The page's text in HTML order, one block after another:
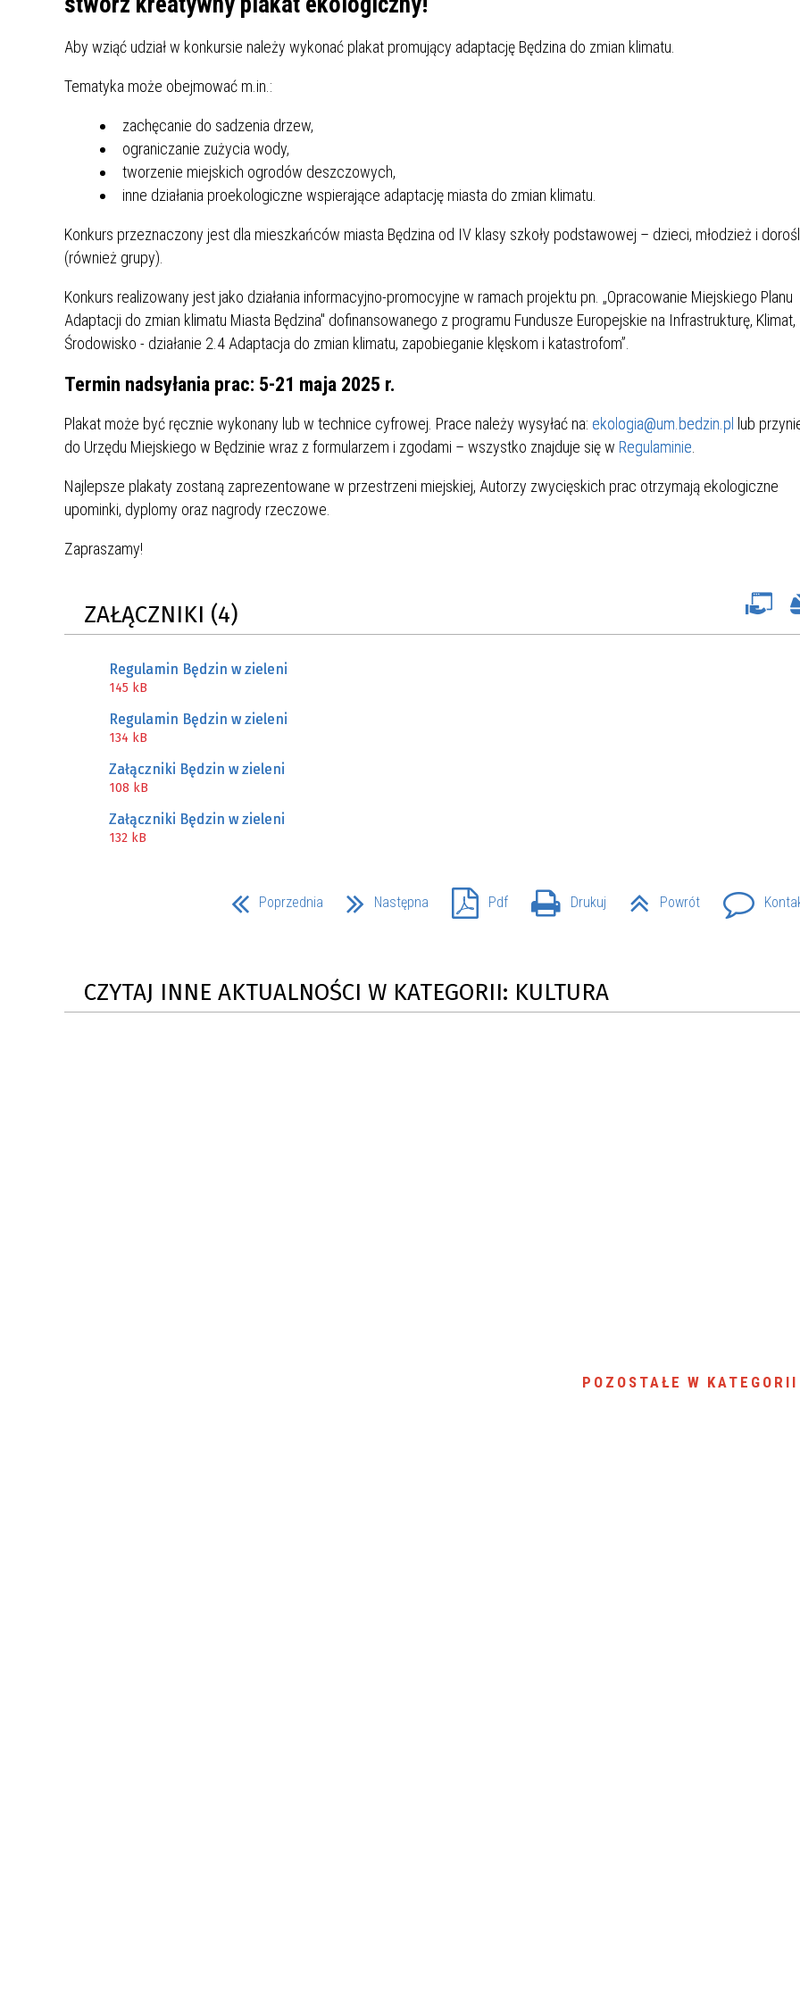
ZAKRESU RYNKU FINANSOWEGO
WAŻNA INFORMACJA - DOT.
PRZEPROWADZENIA OCENY
SYSTEMU WODOCIĄGOWEGO
Aby wziąć udział w konkursie należy wykonać plakat promujący adaptację Będzina do zmian klimatu.
Tematyka może obejmować m.in.:
zachęcanie do sadzenia drzew,
ograniczanie zużycia wody,
tworzenie miejskich ogrodów deszczowych,
inne działania proekologiczne wspierające adaptację miasta do zmian klimatu.
Konkurs przeznaczony jest dla mieszkańców miasta Będzina od IV klasy szkoły podstawowej – dzieci, młodzież i
(również grupy).
Konkurs realizowany jest jako działania informacyjno-promocyjne w ramach projektu pn. „Opracowanie Miejskiego Planu
Adaptacji do zmian klimatu Miasta Będzina" dofinansowanego z programu Fundusze Europejskie na Infrastrukturę, Klimat,
Środowisko - działanie 2.4 Adaptacja do zmian klimatu, zapobieganie klęskom i katastrofom”.
Termin nadsyłania prac: 5-21 maja 2025 r.
Plakat może być ręcznie wykonany lub w technice cyfrowej. Prace należy wysyłać na: ekologia@um.bedzin.pl lub
do Urzędu Miejskiego w Będzinie wraz z formularzem i zgodami – wszystko znajduje się w Regulaminie
Najlepsze plakaty zostaną zaprezentowane w przestrzeni miejskiej, Autorzy zwycięskich prac otrzymają ekologiczne
upominki, dyplomy oraz nagrody rzeczowe.
Zapraszamy!
ZAŁĄCZNIKI (4)
Regulamin Będzin w zieleni
145 kB
Regulamin Będzin w zieleni
134 kB
Załączniki Będzin w zieleni
108 kB
Załączniki Będzin w zieleni
132 kB
Poprzednia Następna Pdf Drukuj Powrót
CZYTAJ INNE AKTUALNOŚCI W KATEGORII: KULTURA
POZOSTAŁE W KATEGORII